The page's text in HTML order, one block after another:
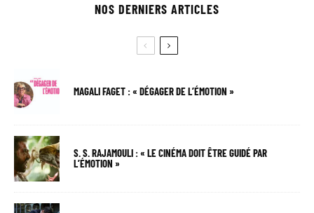
NOS DERNIERS ARTICLES
MAGALI FAGET : « DÉGAGER DE L’ÉMOTION »
S. S. RAJAMOULI : « LE CINÉMA DOIT ÊTRE GUIDÉ PAR
L’ÉMOTION »